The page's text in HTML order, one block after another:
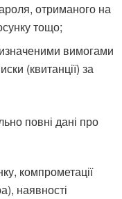
отриманого на
тощо;
вимогами
(квитанції) за
повні дані про
компрометації
наявності